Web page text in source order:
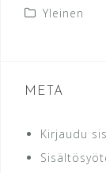
Yleinen
META
Kirjaudu